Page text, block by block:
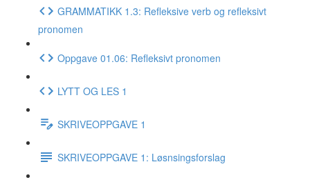
GRAMMATIKK 1.3: Refleksive verb og refleksivt
pronomen
Oppgave 01.06: Refleksivt pronomen
LYTT OG LES 1
SKRIVEOPPGAVE 1
SKRIVEOPPGAVE 1: Løsnsingsforslag